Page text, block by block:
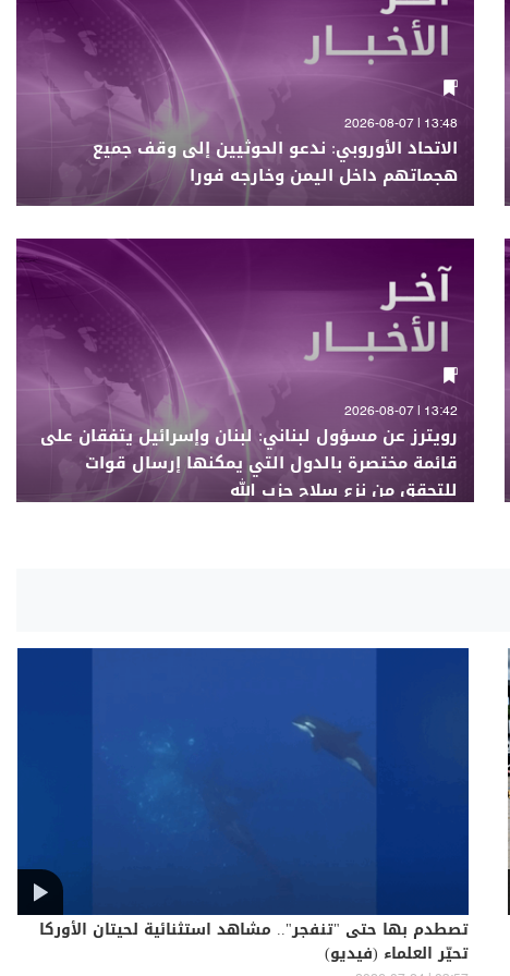
13:48 | 2026-08-07
الاتحاد الأوروبي: ندعو الحوثيين إلى وقف جميع
هجماتهم داخل اليمن وخارجه فورا
13:42 | 2026-08-07
رويترز عن مسؤول لبناني: لبنان وإسرائيل يتفقان على
قائمة مختصرة بالدول التي يمكنها إرسال قوات
للتحقق من نزع سلاح حزب الله
تصطدم بها حتى "تنفجر".. مشاهد استثنائية لحيتان الأوركا
تحيّر العلماء (فيديو)